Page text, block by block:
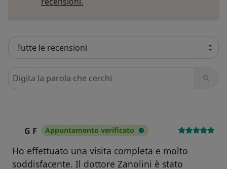
Cerca nelle recensioni
G F Appuntamento verificato
Ho effettuato una visita completa e molto
soddisfacente. Il dottore Zanolini è stato